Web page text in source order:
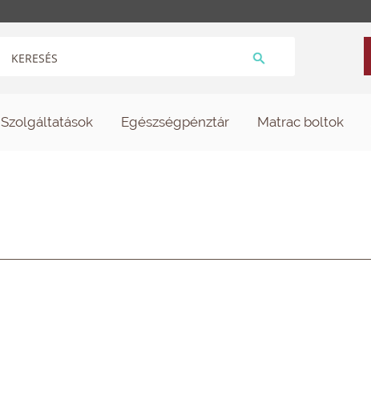
Szolgáltatások Egészségpénztár Matrac boltok